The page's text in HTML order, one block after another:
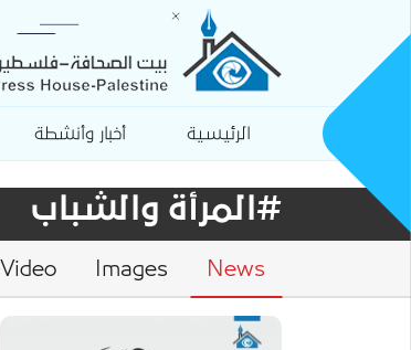
الرئيسية أخبار وأنشطة
#المرأة والشباب
News
Images
Video